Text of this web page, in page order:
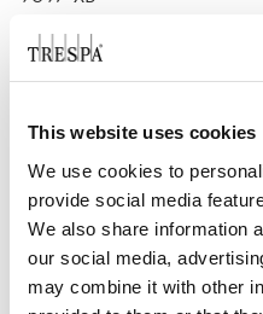
This website uses cookies
We use cookies to
provide social media
We also share information
our social media,
may combine it with other
Países Baixos